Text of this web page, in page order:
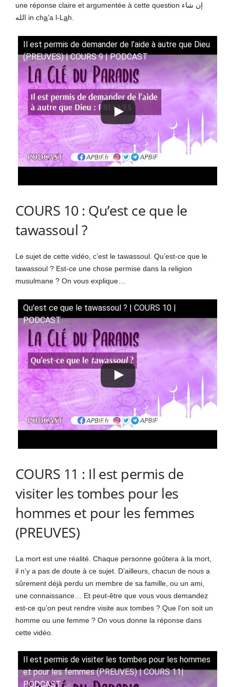
une réponse claire et argumentée à cette question إن شاء
الله in cha’a l-L ah.
Il est permis de demander de l’aide à autre que Dieu
(PREUVES) | COURS 9 | PODCAST
COURS 10 : Qu’est ce que le
tawassoul ?
Le sujet de cette vidéo, c’est le tawassoul. Qu’est-ce que le
tawassoul ? Est-ce une chose permise dans la religion
musulmane ? On vous explique…
Qu'est ce que le tawassoul ? | COURS 10 |
PODCAST
COURS 11 : Il est permis de
visiter les tombes pour les
hommes et pour les femmes
(PREUVES)
La mort est une réalité. Chaque personne goûtera à la mort,
il n’y a pas de doute à ce sujet. D’ailleurs, chacun de nous a
sûrement déjà perdu un membre de sa famille, ou un ami,
une connaissance… Et peut-être que vous vous demandez
est-ce qu’on peut rendre visite aux tombes ? Que l’on soit un
homme ou une femme ? On vous donne la réponse dans
cette vidéo.
Il est permis de visiter les tombes pour les hommes
et pour les femmes (PREUVES) | COURS 11|
PODCAST